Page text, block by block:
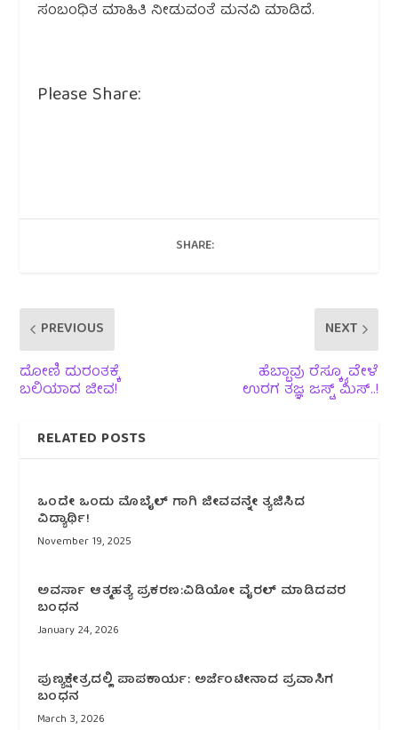
ಸಂಬಂಧಿತ ಮಾಹಿತಿ ನೀಡುವಂತೆ ಮನವಿ ಮಾಡಿದೆ.
Please Share:
SHARE:
PREVIOUS
ದೋಣಿ ದುರಂತಕ್ಕೆ
ಬಲಿಯಾದ ಜೀವ!
NEXT
ಹೆಬ್ಬಾವು ರೆಸ್ಕ್ಯೂ ವೇಳೆ
ಉರಗ ತಜ್ಞ ಜಸ್ಟ್ ಮಿಸ್..!
RELATED POSTS
ಒಂದೇ ಒಂದು ಮೊಬೈಲ್ ಗಾಗಿ ಜೀವವನ್ನೇ ತ್ಯಜಿಸಿದ
ವಿದ್ಯಾರ್ಥಿ!
November 19, 2025
ಅವರ್ಸಾ ಆತ್ಮಹತ್ಯೆ ಪ್ರಕರಣ:ವಿಡಿಯೋ ವೈರಲ್ ಮಾಡಿದವರ
ಬಂಧನ
January 24, 2026
ಪುಣ್ಯಕ್ಷೇತ್ರದಲ್ಲಿ ಪಾಪಕಾರ್ಯ: ಅರ್ಜೆಂಟೀನಾದ ಪ್ರವಾಸಿಗ
ಬಂಧನ
March 3, 2026